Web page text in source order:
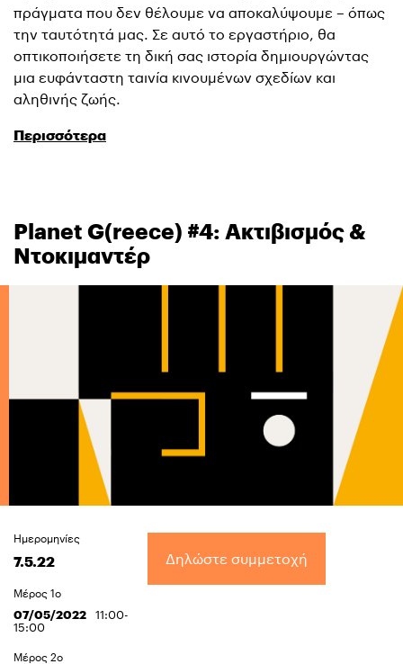
πράγματα που δεν θέλουμε να αποκαλύψουμε – όπως
την ταυτότητά μας. Σε αυτό το εργαστήριο, θα
οπτικοποιήσετε τη δική σας ιστορία δημιουργώντας
μια ευφάνταστη ταινία κινουμένων σχεδίων και
αληθινής ζωής.
Περισσότερα
Planet G(reece) #4: Ακτιβισμός &
Ντοκιμαντέρ
Ημερομηνίες
7.5.22
Μέρος 1ο
07/05/2022
11:00-
15:00
Μέρος 2ο
Δηλώστε συμμετοχή